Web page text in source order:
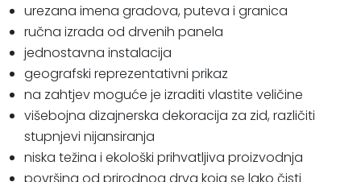
urezana imena gradova, puteva i granica
ručna izrada od drvenih panela
jednostavna instalacija
geografski reprezentativni prikaz
na zahtjev moguće je izraditi vlastite veličine
višebojna dizajnerska dekoracija za zid, različiti
stupnjevi nijansiranja
niska težina i ekološki prihvatljiva proizvodnja